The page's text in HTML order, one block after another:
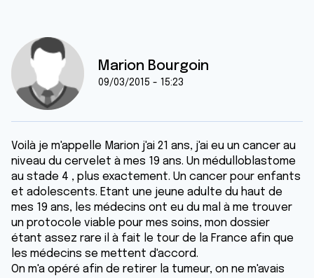
Marion Bourgoin
09/03/2015 - 15:23
Voilà je m'appelle Marion j'ai 21 ans, j'ai eu un cancer au
niveau du cervelet à mes 19 ans. Un médulloblastome
au stade 4 , plus exactement. Un cancer pour enfants
et adolescents. Etant une jeune adulte du haut de
mes 19 ans, les médecins ont eu du mal à me trouver
un protocole viable pour mes soins, mon dossier
étant assez rare il à fait le tour de la France afin que
les médecins se mettent d'accord.
On m'a opéré afin de retirer la tumeur, on ne m'avais